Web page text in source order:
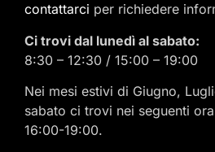
contattarci per richiedere
Ci trovi dal lunedì al sabato:
8:30 – 12:30 / 15:00 – 19:00
Nei mesi estivi di Giugno,
sabato ci trovi nei seguenti
16:00-19:00.